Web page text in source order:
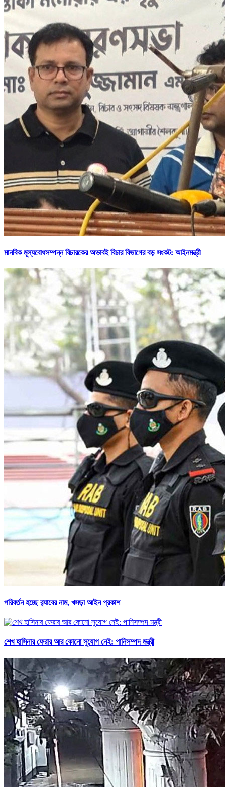
মানবিক মূল্যবোধসম্পন্ন বিচারকের অভাবই বিচার বিভাগের বড় সংকট: আইনমন্ত্রী
পরিবর্তন হচ্ছে র‌্যাবের নাম, খসড়া আইন প্রকাশ
শেখ হাসিনার ফেরার আর কোনো সুযোগ নেই: পানিসম্পদ মন্ত্রী